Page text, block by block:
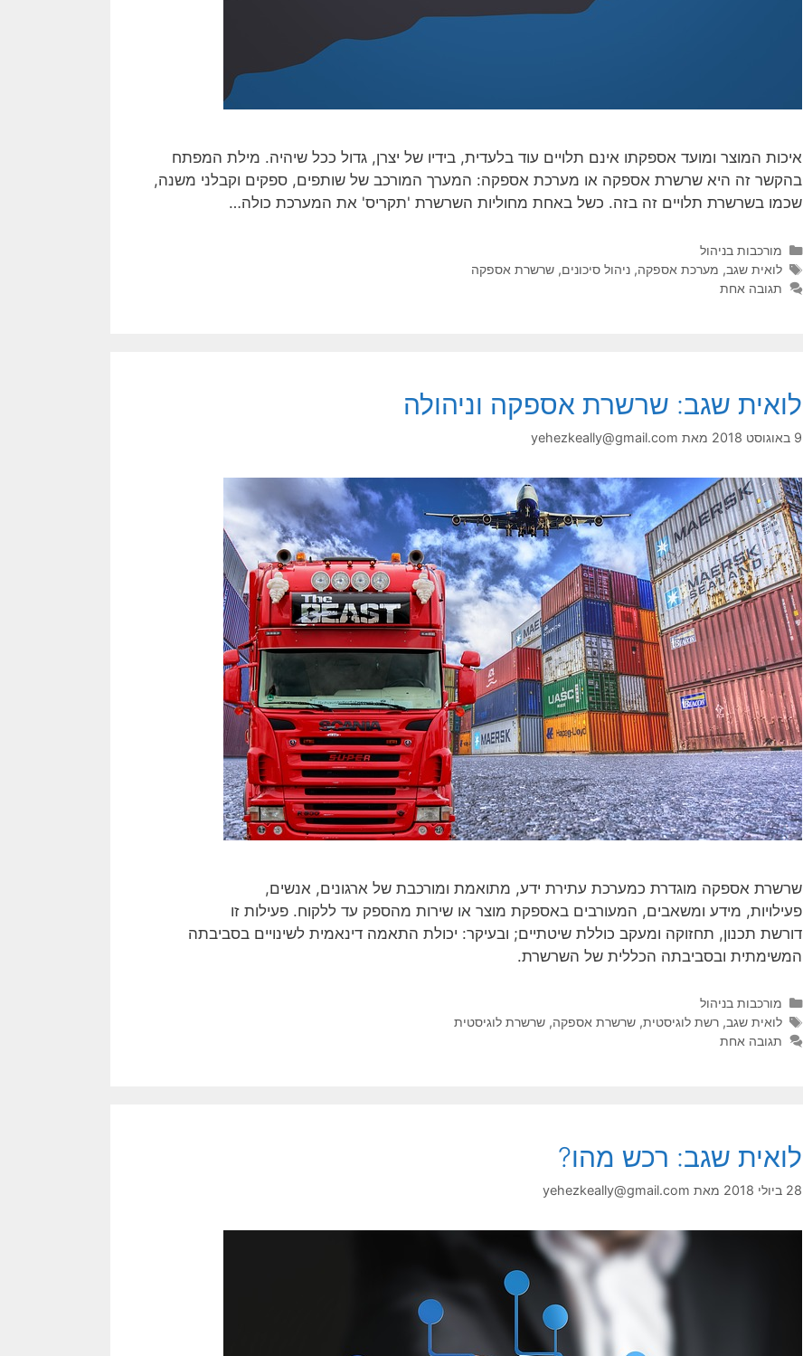
איכות המוצר ומועד אספקתו אינם תלויים עוד בלעדית, בידיו של יצרן, גדול ככל שיהיה. מילת המפתח
בהקשר זה היא שרשרת אספקה או מערכת אספקה: המערך המורכב של שותפים, ספקים וקבלני משנה,
שכמו בשרשרת תלויים זה בזה. כשל באחת מחוליות השרשרת 'תקריס' את המערכת כולה…
קטגוריות
מורכבות בניהול
תגיות
לואית שגב, מערכת אספקה, ניהול סיכונים, שרשרת אספקה
תגובה אחת
לואית שגב: שרשרת אספקה וניהולה
9 באוגוסט 2018 מאת yehezkeally@gmail.com
שרשרת אספקה מוגדרת כמערכת עתירת ידע, מתואמת ומורכבת של ארגונים, אנשים,
פעילויות, מידע ומשאבים, המעורבים באספקת מוצר או שירות מהספק עד ללקוח. פעילות זו
דורשת תכנון, תחזוקה ומעקב כוללת שיטתיים; ובעיקר: יכולת התאמה דינאמית לשינויים בסביבתה
המשימתית ובסביבתה הכללית של השרשרת.
קטגוריות
מורכבות בניהול
תגיות
לואית שגב, רשת לוגיסטית, שרשרת אספקה, שרשרת לוגיסטית
תגובה אחת
לואית שגב: רכש מהו?
28 ביולי 2018 מאת yehezkeally@gmail.com